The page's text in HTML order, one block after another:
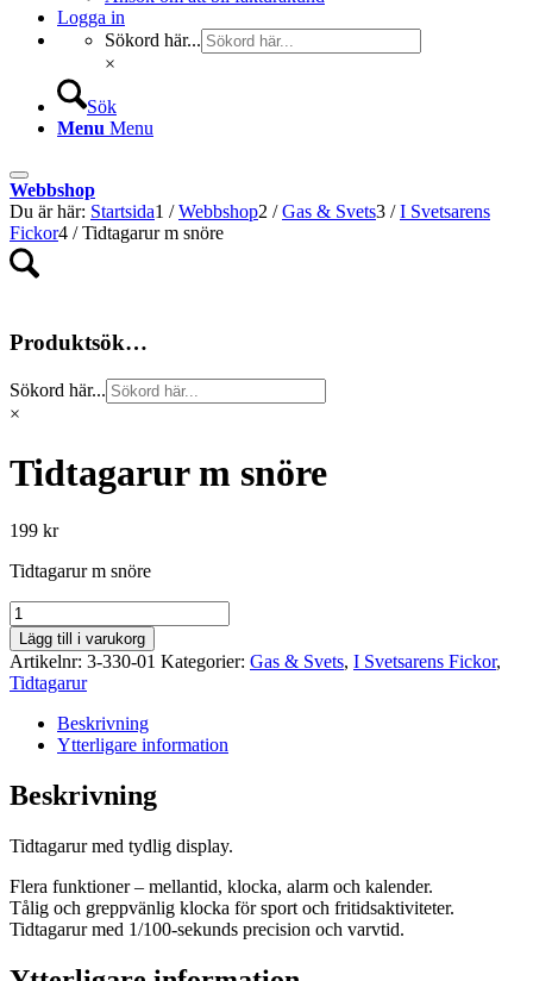
Logga in
Sökord här...
×
Sök
Menu Menu
Webbshop
Du är här: Startsida1 / Webbshop2 / Gas & Svets3 / I Svetsarens
Fickor4 / Tidtagarur m snöre
Produktsök…
Sökord här...
×
Tidtagarur m snöre
199 kr
Tidtagarur m snöre
Tidtagarur
m
snöre
mängd
Lägg till i varukorg
Artikelnr: 3-330-01 Kategorier: Gas & Svets, I Svetsarens Fickor,
Tidtagarur
Beskrivning
Ytterligare information
Beskrivning
Tidtagarur med tydlig display.
Flera funktioner – mellantid, klocka, alarm och kalender.
Tålig och greppvänlig klocka för sport och fritidsaktiviteter.
Tidtagarur med 1/100-sekunds precision och varvtid.